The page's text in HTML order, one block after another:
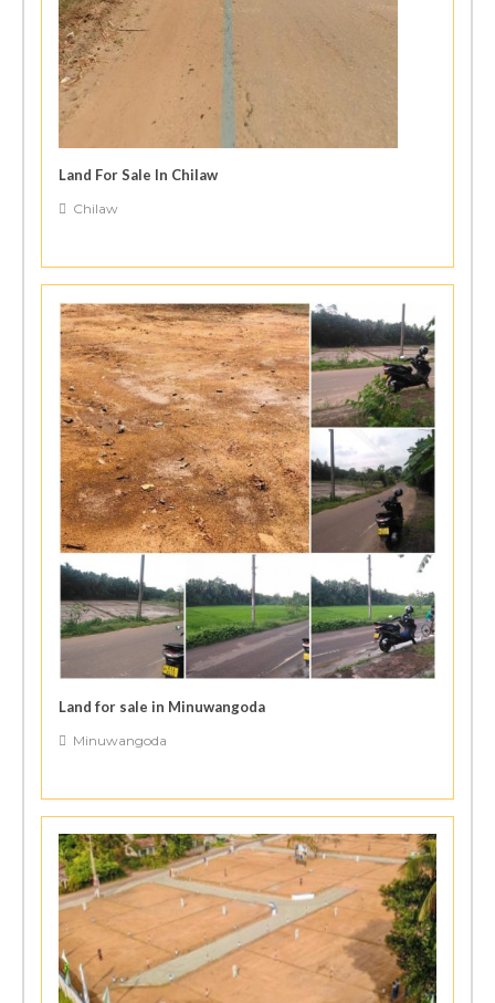
Land For Sale In Chilaw
Chilaw
Land for sale in Minuwangoda
Minuwangoda